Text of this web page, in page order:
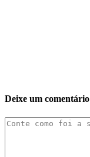
Deixe um comentário